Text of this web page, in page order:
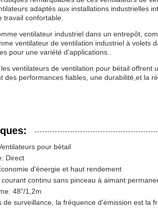
adaptés aux installations industrielles
travail confortable.
ventilateur industriel dans un entrepôt,
ventilateur de ventilation industriel à volets
pour une variété d'applications..
ventilateurs de ventilation pour bétail
des performances fiables, une durabilité,et la
pour bétail
Direct
d'énergie et haut rendement
continu sans pinceau à aimant
48"/1,2m
de surveillance, la fréquence d'émission est la